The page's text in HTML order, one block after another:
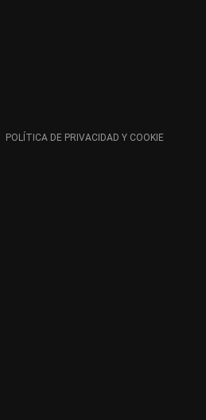
POLÍTICA DE PRIVACIDAD Y COOKIE